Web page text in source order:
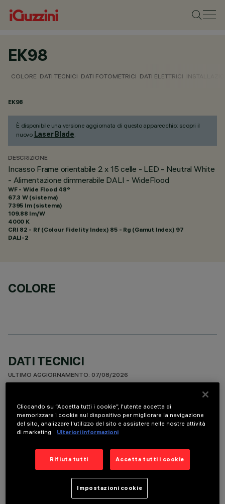
EK98
COLORE DATI TECNICI DATI FOTOMETRICI DATI ELETTRICI
EK98
È disponibile una versione aggiornata di questo apparecchio: scopri il
nuovo Laser Blade.
DESCRIZIONE
Incasso Frame orientabile 2 x 15 celle - LED - Neutral White
- Alimentazione dimmerabile DALI - WideFlood
WF - Wide Flood 48°
67.3 W (sistema)
7395 lm (sistema)
109.88 lm/W
4000 K
CRI 82 - Rf (Colour Fidelity Index) 85 - Rg (Gamut Index) 97
DALI-2
COLORE
DATI TECNICI
ULTIMO AGGIORNAMENTO: 07/08/2026
Apparecchio rettangolare ad incasso con sorgenti LED. Vano
strutturale in lamiera di acciaio sagomata con faldina
luminose, realizzati in alluminio pressofuso e direzionabili
indipendentemente, permettono di indirizzare l’emissione con
alta definizione in termoplastico metallizzato, integrate in
posizione arretrata nello schermo antiabbagliamento nero; la
Cliccando su “Accetta tutti i cookie”, l'utente accetta di
memorizzare i cookie sul dispositivo per migliorare la navigazione
del sito, analizzare l'utilizzo del sito e assistere nelle nostre attività
di marketing.
Ulteriori informazioni
Rifiuta tutti Accetta tutti i cookie
Impostazioni cookie